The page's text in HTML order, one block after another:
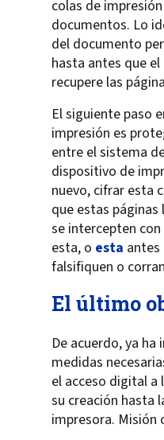
colas de
documentos. Lo
del documento
hasta antes que
recupere las
El siguiente paso
impresión es
entre el sistema
dispositivo de
nuevo, cifrar esta
que estas
se intercepten
esta, o esta antes
falsifiquen o
El último
De acuerdo, ya
medidas
el acceso digital
su creación hasta
impresora. Misión